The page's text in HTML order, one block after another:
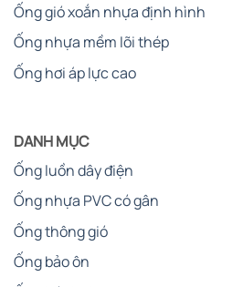
Ống gió xoắn nhựa định hình
Ống nhựa mềm lõi thép
Ống hơi áp lực cao
DANH MỤC
Ống luồn dây điện
Ống nhựa PVC có gân
Ống thông gió
Ống bảo ôn